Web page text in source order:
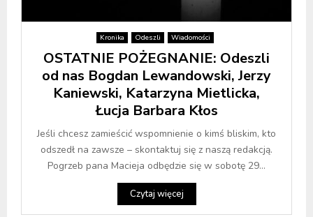
Kronika Odeszli Wiadomości
OSTATNIE POŻEGNANIE: Odeszli
od nas Bogdan Lewandowski, Jerzy
Kaniewski, Katarzyna Mietlicka,
Łucja Barbara Kłos
Jeśli chcesz zamieścić wspomnienie o kimś bliskim, kto
odszedł na zawsze – skontaktuj się z naszą redakcją.
Pogrzeb pana Macieja odbędzie się w sobotę 29...
Czytaj więcej